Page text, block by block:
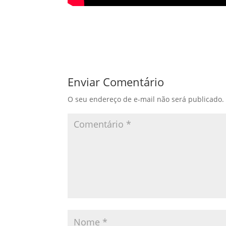
Enviar Comentário
O seu endereço de e-mail não será publicado.